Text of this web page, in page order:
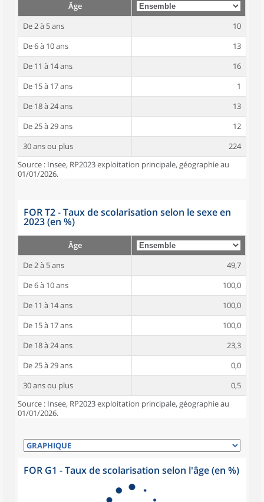
Âge
De 2 à 5 ans
10
De 6 à 10 ans
13
De 11 à 14 ans
16
De 15 à 17 ans
1
De 18 à 24 ans
13
De 25 à 29 ans
12
30 ans ou plus
224
Source : Insee, RP2023 exploitation principale, géographie au
01/01/2026.
FOR T2 - Taux de scolarisation selon le sexe en
2023 (en %)
Âge
De 2 à 5 ans
49,7
De 6 à 10 ans
100,0
De 11 à 14 ans
100,0
De 15 à 17 ans
100,0
De 18 à 24 ans
23,3
De 25 à 29 ans
0,0
30 ans ou plus
0,5
Source : Insee, RP2023 exploitation principale, géographie au
01/01/2026.
FOR G1 - Taux de scolarisation selon l'âge (en %)